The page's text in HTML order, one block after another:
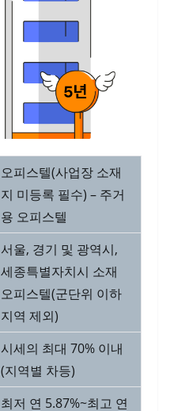
오피스텔(사업장 소재
지 미등록 필수) – 주거
용 오피스텔
서울, 경기 및 광역시,
세종특별자치시 소재
오피스텔(군단위 이하
지역 제외)
시세의 최대 70% 이내
(지역별 차등)
최저 연 5.87%~최고 연